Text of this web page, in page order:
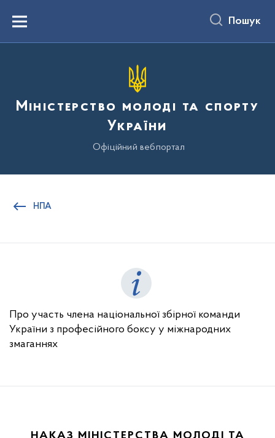
вмістуMenu Пошук
Міністерство молоді та спорту
України
Офіційний вебпортал
НПА
Про участь члена національної збірної команди
України з професійного боксу у міжнародних
змаганнях